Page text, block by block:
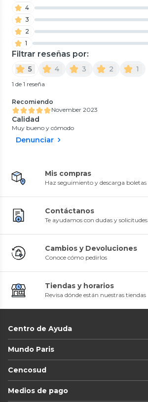
4
3
2
1
Filtrar reseñas por:
5 4 3 2 1
1 de 1 reseña
Recomiendo
November 2023
Calidad
Muy bueno y cómodo
Denunciar
Mis compras
Haz seguimiento y descarga boletas
Contáctanos
Te ayudamos con dudas y solicitudes
Cambios y Devoluciones
Conoce cómo pedirlos
Tiendas y horarios
Revisa dónde están nuestras tiendas
Centro de Ayuda
Mundo Paris
Cencosud
Medios de pago